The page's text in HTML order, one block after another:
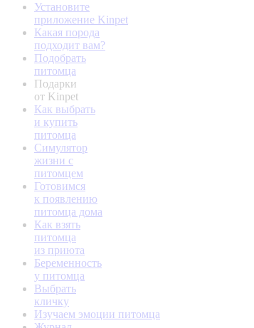
Установите
приложение Kinpet
Какая порода
подходит вам?
Подобрать
питомца
Подарки
от Kinpet
Как выбрать
и купить
питомца
Симулятор
жизни с
питомцем
Готовимся
к появлению
питомца дома
Как взять
питомца
из приюта
Беременность
у питомца
Выбрать
кличку
Изучаем эмоции питомца